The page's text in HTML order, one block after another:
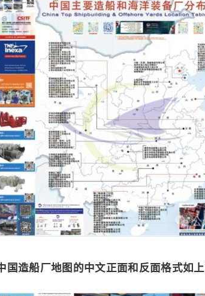
国造船厂地图的中文正面和反面格式如